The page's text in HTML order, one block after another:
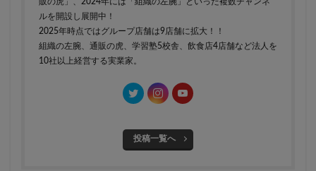
ルを開設し展開中！
2025年時点ではグループ店舗は9店舗に拡大！！
組織の左腕、通販の虎、学習塾5校舎、飲食店4店舗など法人を
10社以上経営する実業家。
投稿一覧へ